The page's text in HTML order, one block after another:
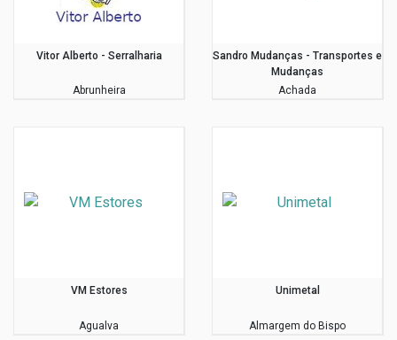
Vitor Alberto - Serralharia
Abrunheira
Sandro Mudanças - Transportes e
Mudanças
Achada
VM Estores
Agualva
Unimetal
Almargem do Bispo